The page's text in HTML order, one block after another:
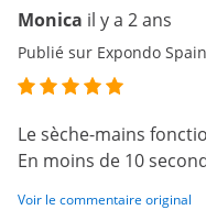
Monica il y a 2 ans
Publié sur Expondo Spain
Le sèche-mains
En moins de 10
Voir le commentaire original